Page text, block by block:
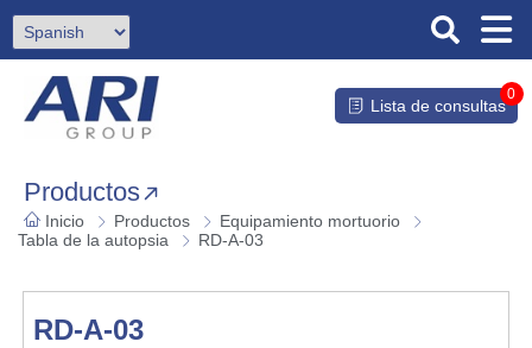
Lista de consultas
0
Productos
Inicio Productos
Equipamiento mortuorio
Tabla de la autopsia
RD-A-03
RD-A-03